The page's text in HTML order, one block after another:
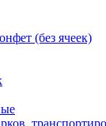
(без ячеек)